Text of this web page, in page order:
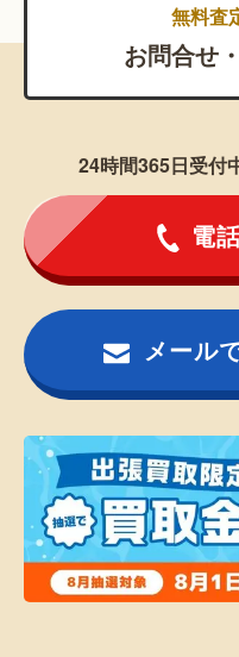
無料査
お問合せ
24時間365日受付
電
メール